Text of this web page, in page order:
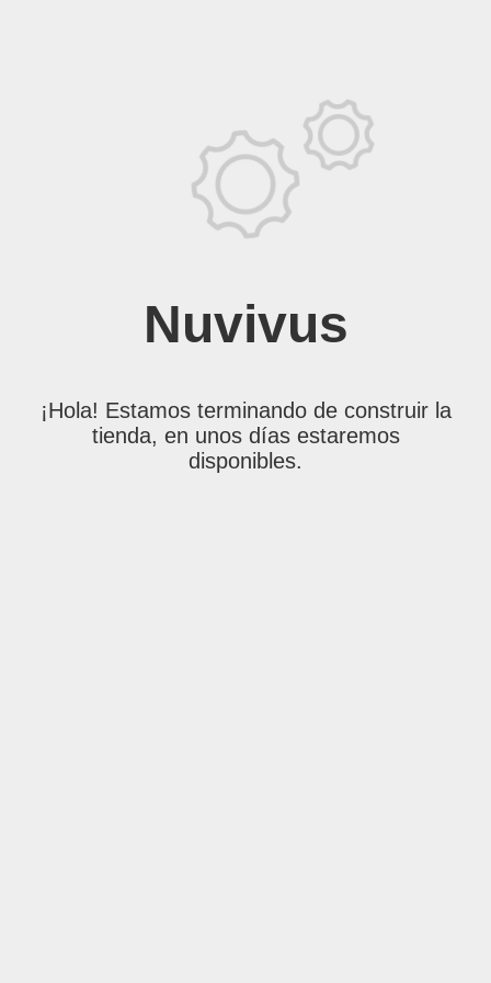
Nuvivus
¡Hola! Estamos terminando de construir la
tienda, en unos días estaremos
disponibles.